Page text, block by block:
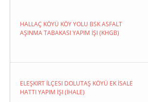
HALLAÇ KÖYÜ KÖY YOLU BSK ASFALT
AŞINMA TABAKASI YAPIM İŞI (KHGB)
ELEŞKIRT İLÇESI DOLUTAŞ KÖYÜ EK İSALE
HATTI YAPIM İŞI (İHALE)